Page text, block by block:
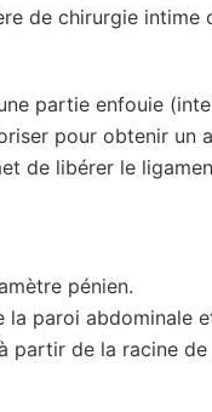
de chirurgie intime
partie enfouie
pour obtenir un
de libérer le
pénien.
la paroi abdominale
de la racine